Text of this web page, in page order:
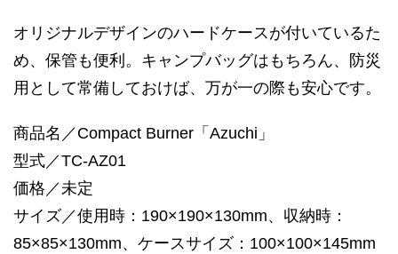
オリジナルデザインのハードケースが付いているた
め、保管も便利。キャンプバッグはもちろん、防災
用として常備しておけば、万が一の際も安心です。
商品名／Compact Burner「Azuchi」
型式／TC-AZ01
価格／未定
サイズ／使用時：190×190×130mm、収納時：
85×85×130mm、ケースサイズ：100×100×145mm